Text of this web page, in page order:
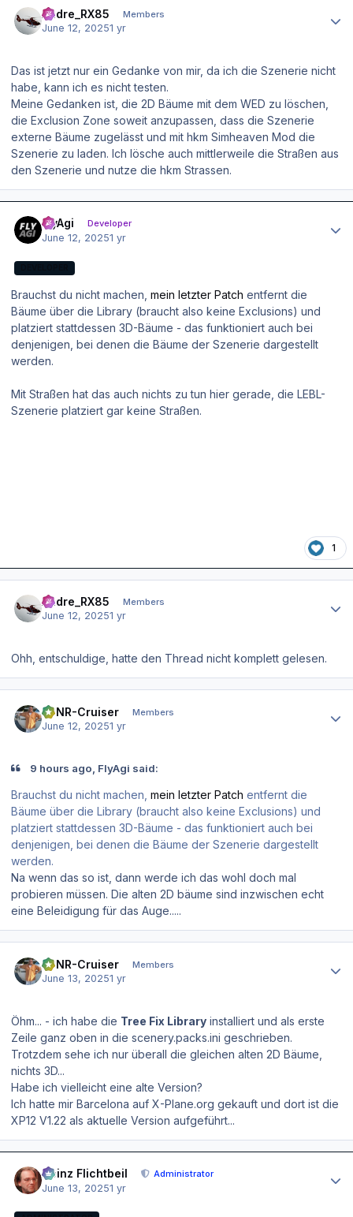
Andre_RX85 Members
June 12, 20251 yr
Das ist jetzt nur ein Gedanke von mir, da ich die Szenerie nicht
habe, kann ich es nicht testen.
Meine Gedanken ist, die 2D Bäume mit dem WED zu löschen,
die Exclusion Zone soweit anzupassen, dass die Szenerie
externe Bäume zugelässt und mit hkm Simheaven Mod die
Szenerie zu laden. Ich lösche auch mittlerweile die Straßen aus
den Szenerie und nutze die hkm Strassen.
FlyAgi Developer
June 12, 20251 yr
Brauchst du nicht machen, mein letzter Patch entfernt die
Bäume über die Library (braucht also keine Exclusions) und
platziert stattdessen 3D-Bäume - das funktioniert auch bei
denjenigen, bei denen die Bäume der Szenerie dargestellt
werden.
Mit Straßen hat das auch nichts zu tun hier gerade, die LEBL-
Szenerie platziert gar keine Straßen.
1
Andre_RX85 Members
June 12, 20251 yr
Ohh, entschuldige, hatte den Thread nicht komplett gelesen.
EDNR-Cruiser Members
June 12, 20251 yr
9 hours ago, FlyAgi said:
Brauchst du nicht machen, mein letzter Patch entfernt die
Bäume über die Library (braucht also keine Exclusions) und
platziert stattdessen 3D-Bäume - das funktioniert auch bei
denjenigen, bei denen die Bäume der Szenerie dargestellt
werden.
Na wenn das so ist, dann werde ich das wohl doch mal
probieren müssen. Die alten 2D bäume sind inzwischen echt
eine Beleidigung für das Auge.....
EDNR-Cruiser Members
June 13, 20251 yr
Öhm... - ich habe die Tree Fix Library installiert und als erste
Zeile ganz oben in die scenery.packs.ini geschrieben.
Trotzdem sehe ich nur überall die gleichen alten 2D Bäume,
nichts 3D...
Habe ich vielleicht eine alte Version?
Ich hatte mir Barcelona auf X-Plane.org gekauft und dort ist die
XP12 V1.22 als aktuelle Version aufgeführt...
Heinz Flichtbeil Administrator
June 13, 20251 yr